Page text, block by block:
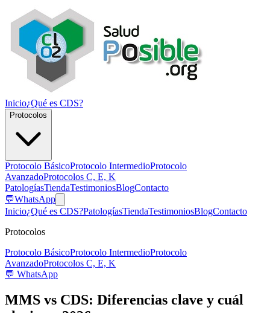
Inicio¿Qué es CDS?
Protocolos
Protocolo BásicoProtocolo IntermedioProtocolo
AvanzadoProtocolos C, E, K
PatologíasTiendaTestimoniosBlogContacto
💬WhatsApp
Inicio¿Qué es CDS?PatologíasTiendaTestimoniosBlogContacto
Protocolos
Protocolo BásicoProtocolo IntermedioProtocolo
AvanzadoProtocolos C, E, K
💬 WhatsApp
MMS vs CDS: Diferencias clave y cuál